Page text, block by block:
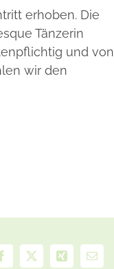
erhoben. Die
Tänzerin
und von
wir den
Facebook
X Xing
E-